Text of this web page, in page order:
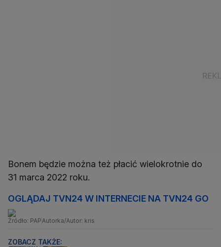
Bonem będzie można też płacić wielokrotnie do
31 marca 2022 roku.
OGLĄDAJ TVN24 W INTERNECIE NA TVN24 GO
Źródło: PAPAutorka/Autor: kris
ZOBACZ TAKŻE: